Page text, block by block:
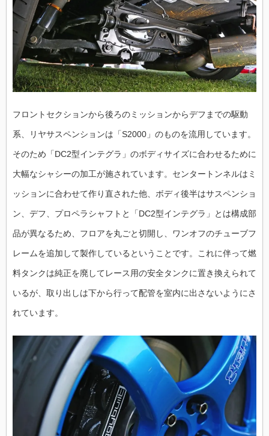
フロントセクションから後ろのミッションからデフまでの駆動
系、リヤサスペンションは「S2000」のものを流用しています。
そのため「DC2型インテグラ」のボディサイズに合わせるために
大幅なシャシーの加工が施されています。センタートンネルはミ
ッションに合わせて作り直された他、ボディ後半はサスペンショ
ン、デフ、プロペラシャフトと「DC2型インテグラ」とは構成部
品が異なるため、フロアを丸ごと切開し、ワンオフのチューブフ
レームを追加して製作しているということです。これに伴って燃
料タンクは純正を廃してレース用の安全タンクに置き換えられて
いるが、取り出しは下から行って配管を室内に出さないようにさ
れています。